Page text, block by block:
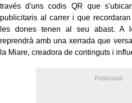
través d'uns codis QR que
publicitaris al carrer i que
les dones tenen al seu abast. A
reprendrà amb una xerrada que
la Miare, creadora de continguts i